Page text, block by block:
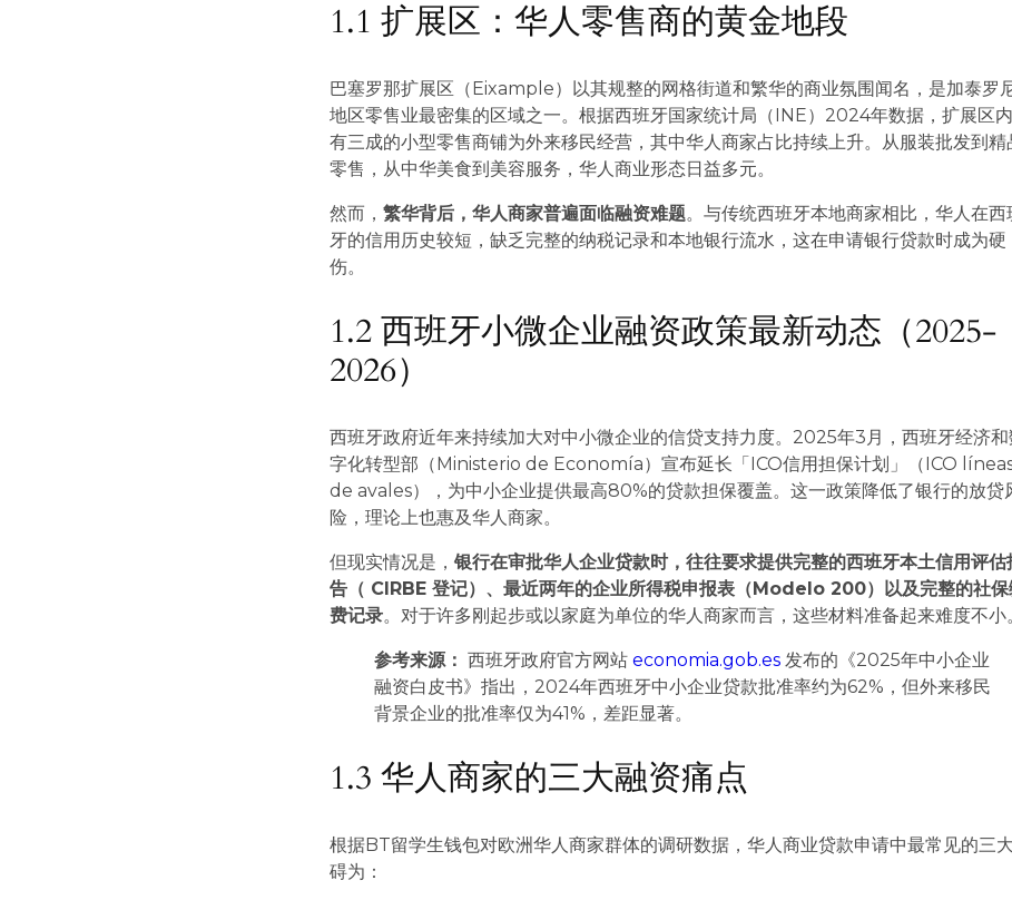
1.1 扩展区：华人零售商的黄金地段
巴塞罗那扩展区（Eixample）以其规整的网格街道和繁华的商业氛围闻名，是加泰罗
地区零售业最密集的区域之一。根据西班牙国家统计局（INE）2024年数据，扩展区
有三成的小型零售商铺为外来移民经营，其中华人商家占比持续上升。从服装批发到精
零售，从中华美食到美容服务，华人商业形态日益多元。
然而，繁华背后，华人商家普遍面临融资难题。与传统西班牙本地商家相比，华人在西
牙的信用历史较短，缺乏完整的纳税记录和本地银行流水，这在申请银行贷款时成为硬
伤。
1.2 西班牙小微企业融资政策最新动态（2025-
2026）
西班牙政府近年来持续加大对中小微企业的信贷支持力度。2025年3月，西班牙经济和
字化转型部（Ministerio de Economía）宣布延长「ICO信用担保计划」（ICO
de avales），为中小企业提供最高80%的贷款担保覆盖。这一政策降低了银行的放贷
险，理论上也惠及华人商家。
但现实情况是，银行在审批华人企业贷款时，往往要求提供完整的西班牙本土信用评估
告（ CIRBE 登记）、最近两年的企业所得税申报表（Modelo 200）以及完整的社保
费记录。对于许多刚起步或以家庭为单位的华人商家而言，这些材料准备起来难度不小
参考来源： 西班牙政府官方网站economia.gob.es 发布的《2025年中小企业
融资白皮书》指出，2024年西班牙中小企业贷款批准率约为62%，但外来移民
背景企业的批准率仅为41%，差距显著。
1.3 华人商家的三大融资痛点
根据BT留学生钱包对欧洲华人商家群体的调研数据，华人商业贷款申请中最常见的三
碍为：